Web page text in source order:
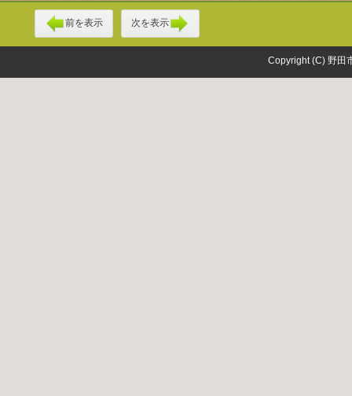
前を表示 次を表示
Copyright (C) 野田